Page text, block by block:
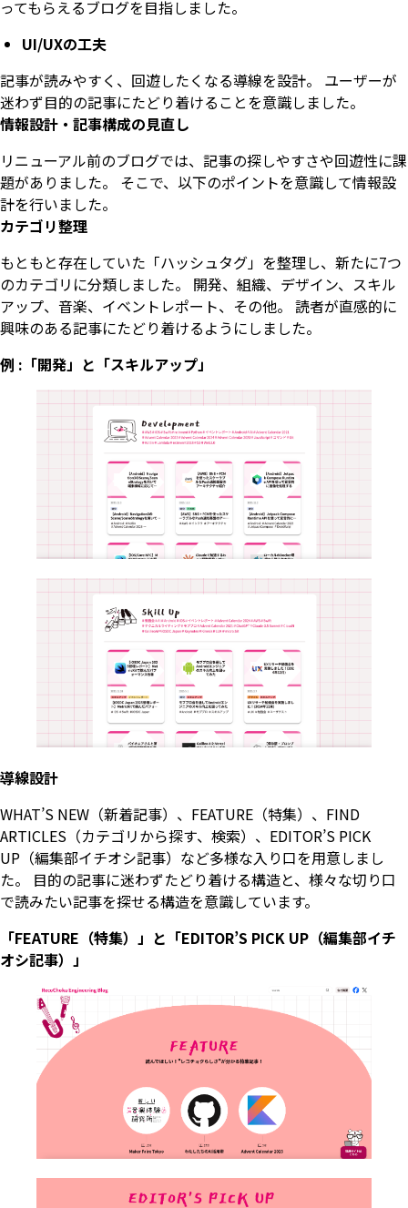
ってもらえるブログを目指しました。
UI/UXの工夫
記事が読みやすく、回遊したくなる導線を設計。 ユーザーが
迷わず目的の記事にたどり着けることを意識しました。
情報設計・記事構成の見直し
リニューアル前のブログでは、記事の探しやすさや回遊性に課
題がありました。 そこで、以下のポイントを意識して情報設
計を行いました。
カテゴリ整理
もともと存在していた「ハッシュタグ」を整理し、新たに7つ
のカテゴリに分類しました。 開発、組織、デザイン、スキル
アップ、音楽、イベントレポート、その他。 読者が直感的に
興味のある記事にたどり着けるようにしました。
例 :「開発」と「スキルアップ」
導線設計
WHAT’S NEW（新着記事）、FEATURE（特集）、FIND
ARTICLES（カテゴリから探す、検索）、EDITOR’S PICK
UP（編集部イチオシ記事）など多様な入り口を用意しまし
た。 目的の記事に迷わずたどり着ける構造と、様々な切り口
で読みたい記事を探せる構造を意識しています。
「FEATURE（特集）」と「EDITOR’S PICK UP（編集部イチ
オシ記事）」